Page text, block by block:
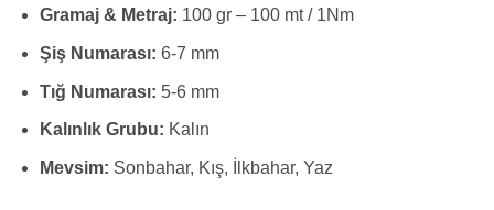
Gramaj & Metraj: 100 gr – 100 mt / 1Nm
Şiş Numarası: 6-7 mm
Tığ Numarası: 5-6 mm
Kalınlık Grubu: Kalın
Mevsim: Sonbahar, Kış, İlkbahar, Yaz